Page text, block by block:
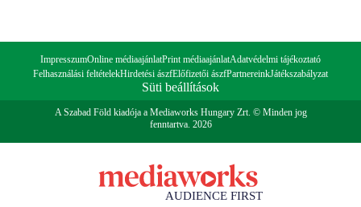
ImpresszumOnline médiaajánlatPrint médiaajánlatAdatvédelmi tájékoztató
Felhasználási feltételekHirdetési ászfElőfizetői ászfPartnereinkJátékszabályzat
Süti beállítások
A Szabad Föld kiadója a Mediaworks Hungary Zrt. © Minden jog
fenntartva. 2026